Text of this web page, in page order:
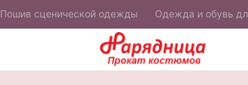
Пошив сценической одежды Одежда и обувь